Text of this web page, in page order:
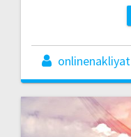
onlinenakliyat